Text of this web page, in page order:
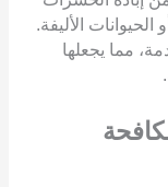
الأليفة.
مما يجعلها